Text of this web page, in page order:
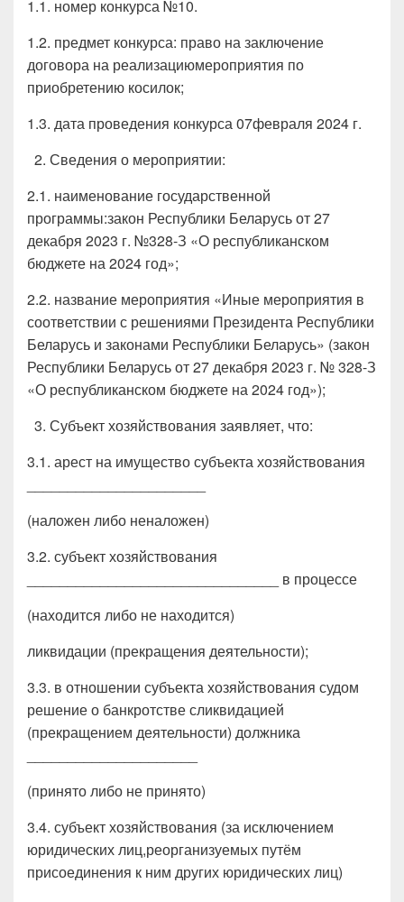
1.1. номер конкурса №10.
1.2. предмет конкурса: право на заключение
договора на реализациюмероприятия по
приобретению косилок;
1.3. дата проведения конкурса 07февраля 2024 г.
Сведения о мероприятии:
2.1. наименование государственной
программы:закон Республики Беларусь от 27
декабря 2023 г. №328-З «О республиканском
бюджете на 2024 год»;
2.2. название мероприятия «Иные мероприятия в
соответствии с решениями Президента Республики
Беларусь и законами Республики Беларусь» (закон
Республики Беларусь от 27 декабря 2023 г. № 328-З
«О республиканском бюджете на 2024 год»);
Субъект хозяйствования заявляет, что:
3.1. арест на имущество субъекта хозяйствования
(наложен либо неналожен)
3.2. субъект хозяйствования
_______________________________ в процессе
(находится либо не находится)
ликвидации (прекращения деятельности);
3.3. в отношении субъекта хозяйствования судом
решение о банкротстве сликвидацией
(прекращением деятельности) должника
(принято либо не принято)
3.4. субъект хозяйствования (за исключением
юридических лиц,реорганизуемых путём
присоединения к ним других юридических лиц)